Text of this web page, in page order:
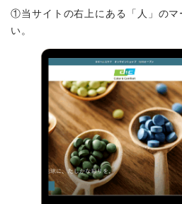
全商品
商品から探す
お悩みから探す
成分・原材料で探す
定期販売コース
機能性表示食品
①当サイトの右上にある「人」のマ
い。